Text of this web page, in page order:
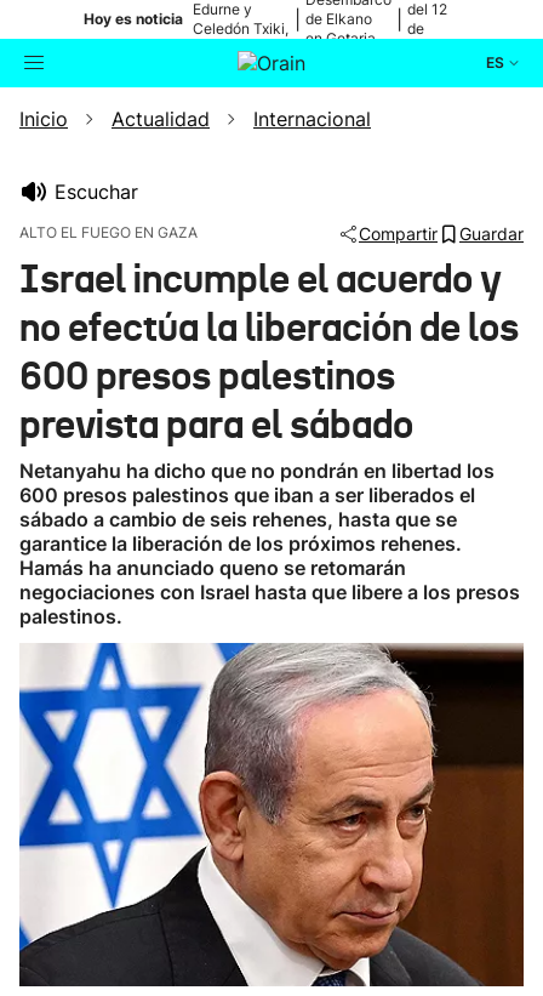
Hoy es noticia
Edurne y
Celedón Txiki,
en directo
de Elkano
en Getaria
del 12
de
ES
Buscador Actualidad
Ikusmiran
Eguraldia
Inicio Actualidad Internacional
Escuchar
ALTO EL FUEGO EN GAZA Compartir Guardar
Israel incumple el acuerdo y
no efectúa la liberación de los
600 presos palestinos
prevista para el sábado
Netanyahu ha dicho que no pondrán en libertad los
600 presos palestinos que iban a ser liberados el
sábado a cambio de seis rehenes, hasta que se
garantice la liberación de los próximos rehenes.
Hamás ha anunciado queno se retomarán
negociaciones con Israel hasta que libere a los presos
palestinos.